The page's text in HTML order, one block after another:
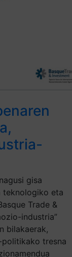
gisa
teknologiko eta
Trade &
industria”
bilakaerak,
tresna